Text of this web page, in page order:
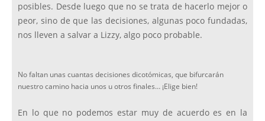
posibles. Desde luego que no se trata de hacerlo mejor o
peor, sino de que las decisiones, algunas poco fundadas,
nos lleven a salvar a Lizzy, algo poco probable.
No faltan unas cuantas decisiones dicotómicas, que bifurcarán
nuestro camino hacia unos u otros finales… ¡Elige bien!
En lo que no podemos estar muy de acuerdo es en la